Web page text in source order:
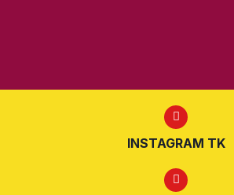
INSTAGRAM TK